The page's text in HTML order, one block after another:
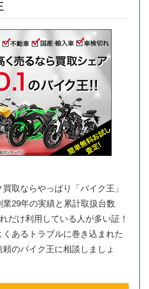
取ならやっぱり「バイク王」
業29年の実績と累計取扱台数
だけ利用している人が多い証！
あるトラブルに巻き込まれた
頼のバイク王に相談しましょ